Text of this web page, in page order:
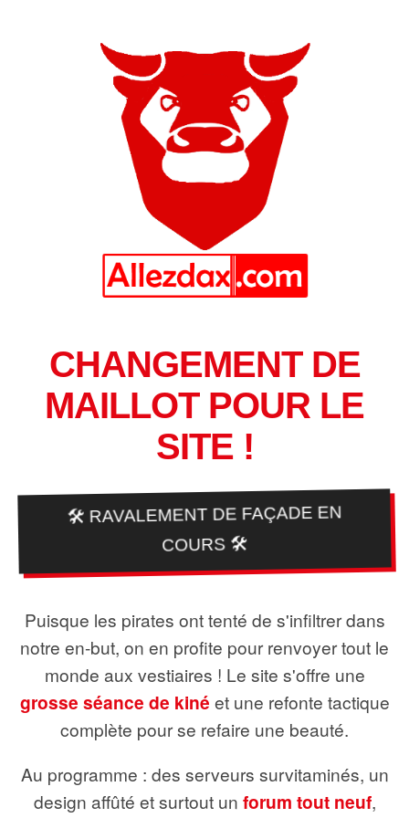
CHANGEMENT DE
MAILLOT POUR LE
SITE !
🛠️ RAVALEMENT DE FAÇADE EN
COURS 🛠️
Puisque les pirates ont tenté de s'infiltrer dans
notre en-but, on en profite pour renvoyer tout le
monde aux vestiaires ! Le site s'offre une
grosse séance de kiné et une refonte tactique
complète pour se refaire une beauté.
Au programme : des serveurs survitaminés, un
design affûté et surtout un forum tout neuf,